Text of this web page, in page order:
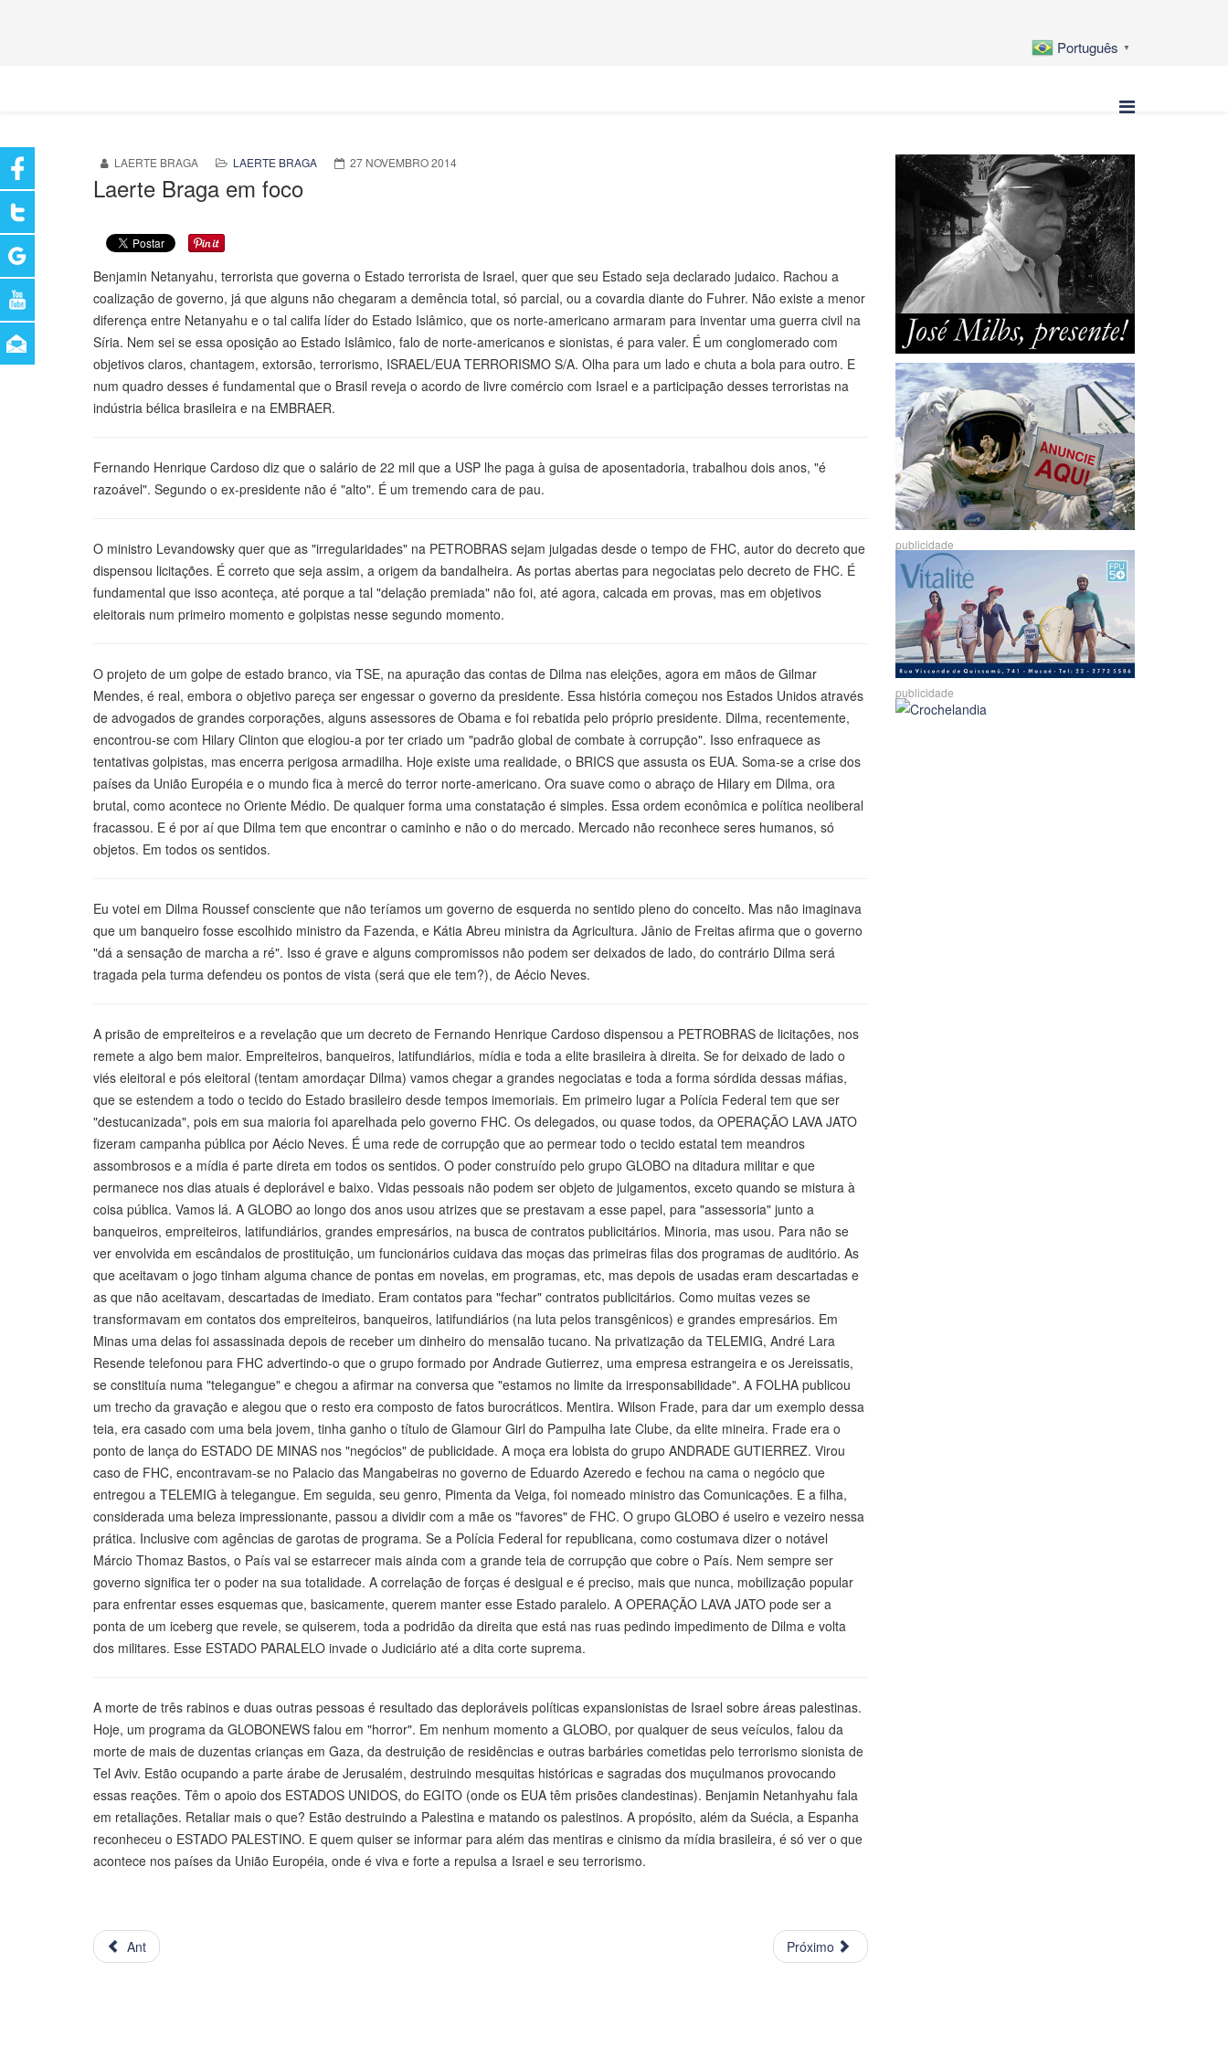
Português ▼
LAERTE BRAGA LAERTE BRAGA 27 NOVEMBRO 2014
Laerte Braga em foco
Benjamin Netanyahu, terrorista que governa o Estado terrorista de Israel, quer que seu Estado seja declarado judaico. Rachou a
coalização de governo, já que alguns não chegaram a demência total, só parcial, ou a covardia diante do Fuhrer. Não existe a menor
diferença entre Netanyahu e o tal califa líder do Estado Islâmico, que os norte-americano armaram para inventar uma guerra civil na
Síria. Nem sei se essa oposição ao Estado Islâmico, falo de norte-americanos e sionistas, é para valer. É um conglomerado com
objetivos claros, chantagem, extorsão, terrorismo, ISRAEL/EUA TERRORISMO S/A. Olha para um lado e chuta a bola para outro. E
num quadro desses é fundamental que o Brasil reveja o acordo de livre comércio com Israel e a participação desses terroristas na
indústria bélica brasileira e na EMBRAER.
Fernando Henrique Cardoso diz que o salário de 22 mil que a USP lhe paga à guisa de aposentadoria, trabalhou dois anos, "é
razoável". Segundo o ex-presidente não é "alto". É um tremendo cara de pau.
O ministro Levandowsky quer que as "irregularidades" na PETROBRAS sejam julgadas desde o tempo de FHC, autor do decreto que
dispensou licitações. É correto que seja assim, a origem da bandalheira. As portas abertas para negociatas pelo decreto de FHC. É
fundamental que isso aconteça, até porque a tal "delação premiada" não foi, até agora, calcada em provas, mas em objetivos
eleitorais num primeiro momento e golpistas nesse segundo momento.
O projeto de um golpe de estado branco, via TSE, na apuração das contas de Dilma nas eleições, agora em mãos de Gilmar
Mendes, é real, embora o objetivo pareça ser engessar o governo da presidente. Essa história começou nos Estados Unidos através
de advogados de grandes corporações, alguns assessores de Obama e foi rebatida pelo próprio presidente. Dilma, recentemente,
encontrou-se com Hilary Clinton que elogiou-a por ter criado um "padrão global de combate à corrupção". Isso enfraquece as
tentativas golpistas, mas encerra perigosa armadilha. Hoje existe uma realidade, o BRICS que assusta os EUA. Soma-se a crise dos
países da União Européia e o mundo fica à mercê do terror norte-americano. Ora suave como o abraço de Hilary em Dilma, ora
brutal, como acontece no Oriente Médio. De qualquer forma uma constatação é simples. Essa ordem econômica e política neoliberal
fracassou. E é por aí que Dilma tem que encontrar o caminho e não o do mercado. Mercado não reconhece seres humanos, só
objetos. Em todos os sentidos.
Eu votei em Dilma Roussef consciente que não teríamos um governo de esquerda no sentido pleno do conceito. Mas não imaginava
que um banqueiro fosse escolhido ministro da Fazenda, e Kátia Abreu ministra da Agricultura. Jânio de Freitas afirma que o governo
"dá a sensação de marcha a ré". Isso é grave e alguns compromissos não podem ser deixados de lado, do contrário Dilma será
tragada pela turma defendeu os pontos de vista (será que ele tem?), de Aécio Neves.
A prisão de empreiteiros e a revelação que um decreto de Fernando Henrique Cardoso dispensou a PETROBRAS de licitações, nos
remete a algo bem maior. Empreiteiros, banqueiros, latifundiários, mídia e toda a elite brasileira à direita. Se for deixado de lado o
viés eleitoral e pós eleitoral (tentam amordaçar Dilma) vamos chegar a grandes negociatas e toda a forma sórdida dessas máfias,
que se estendem a todo o tecido do Estado brasileiro desde tempos imemoriais. Em primeiro lugar a Polícia Federal tem que ser
"destucanizada", pois em sua maioria foi aparelhada pelo governo FHC. Os delegados, ou quase todos, da OPERAÇÃO LAVA JATO
fizeram campanha pública por Aécio Neves. É uma rede de corrupção que ao permear todo o tecido estatal tem meandros
assombrosos e a mídia é parte direta em todos os sentidos. O poder construído pelo grupo GLOBO na ditadura militar e que
permanece nos dias atuais é deplorável e baixo. Vidas pessoais não podem ser objeto de julgamentos, exceto quando se mistura à
coisa pública. Vamos lá. A GLOBO ao longo dos anos usou atrizes que se prestavam a esse papel, para "assessoria" junto a
banqueiros, empreiteiros, latifundiários, grandes empresários, na busca de contratos publicitários. Minoria, mas usou. Para não se
ver envolvida em escândalos de prostituição, um funcionários cuidava das moças das primeiras filas dos programas de auditório. As
que aceitavam o jogo tinham alguma chance de pontas em novelas, em programas, etc, mas depois de usadas eram descartadas e
as que não aceitavam, descartadas de imediato. Eram contatos para "fechar" contratos publicitários. Como muitas vezes se
transformavam em contatos dos empreiteiros, banqueiros, latifundiários (na luta pelos transgênicos) e grandes empresários. Em
Minas uma delas foi assassinada depois de receber um dinheiro do mensalão tucano. Na privatização da TELEMIG, André Lara
Resende telefonou para FHC advertindo-o que o grupo formado por Andrade Gutierrez, uma empresa estrangeira e os Jereissatis,
se constituía numa "telegangue" e chegou a afirmar na conversa que "estamos no limite da irresponsabilidade". A FOLHA publicou
um trecho da gravação e alegou que o resto era composto de fatos burocráticos. Mentira. Wilson Frade, para dar um exemplo dessa
teia, era casado com uma bela jovem, tinha ganho o título de Glamour Girl do Pampulha Iate Clube, da elite mineira. Frade era o
ponto de lança do ESTADO DE MINAS nos "negócios" de publicidade. A moça era lobista do grupo ANDRADE GUTIERREZ. Virou
caso de FHC, encontravam-se no Palacio das Mangabeiras no governo de Eduardo Azeredo e fechou na cama o negócio que
entregou a TELEMIG à telegangue. Em seguida, seu genro, Pimenta da Veiga, foi nomeado ministro das Comunicações. E a filha,
considerada uma beleza impressionante, passou a dividir com a mãe os "favores" de FHC. O grupo GLOBO é useiro e vezeiro nessa
prática. Inclusive com agências de garotas de programa. Se a Polícia Federal for republicana, como costumava dizer o notável
Márcio Thomaz Bastos, o País vai se estarrecer mais ainda com a grande teia de corrupção que cobre o País. Nem sempre ser
governo significa ter o poder na sua totalidade. A correlação de forças é desigual e é preciso, mais que nunca, mobilização popular
para enfrentar esses esquemas que, basicamente, querem manter esse Estado paralelo. A OPERAÇÃO LAVA JATO pode ser a
ponta de um iceberg que revele, se quiserem, toda a podridão da direita que está nas ruas pedindo impedimento de Dilma e volta
dos militares. Esse ESTADO PARALELO invade o Judiciário até a dita corte suprema.
A morte de três rabinos e duas outras pessoas é resultado das deploráveis políticas expansionistas de Israel sobre áreas palestinas.
Hoje, um programa da GLOBONEWS falou em "horror". Em nenhum momento a GLOBO, por qualquer de seus veículos, falou da
morte de mais de duzentas crianças em Gaza, da destruição de residências e outras barbáries cometidas pelo terrorismo sionista de
Tel Aviv. Estão ocupando a parte árabe de Jerusalém, destruindo mesquitas históricas e sagradas dos muçulmanos provocando
essas reações. Têm o apoio dos ESTADOS UNIDOS, do EGITO (onde os EUA têm prisões clandestinas). Benjamin Netanhyahu fala
em retaliações. Retaliar mais o que? Estão destruindo a Palestina e matando os palestinos. A propósito, além da Suécia, a Espanha
reconheceu o ESTADO PALESTINO. E quem quiser se informar para além das mentiras e cinismo da mídia brasileira, é só ver o que
acontece nos países da União Européia, onde é viva e forte a repulsa a Israel e seu terrorismo.
Ant Próximo
publicidade
publicidade